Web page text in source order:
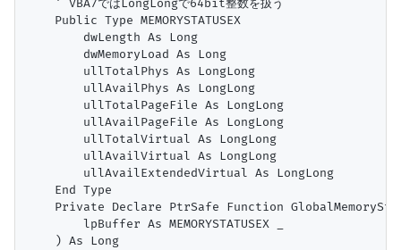
    ' VBA7ではLongLongで64bit整数を扱う
    Public Type MEMORYSTATUSEX
        dwLength As Long
        dwMemoryLoad As Long
        ullTotalPhys As LongLong
        ullAvailPhys As LongLong
        ullTotalPageFile As LongLong
        ullAvailPageFile As LongLong
        ullTotalVirtual As LongLong
        ullAvailVirtual As LongLong
        ullAvailExtendedVirtual As LongLong
    End Type
Private Declare PtrSafe Function
        lpBuffer As MEMORYSTATUSEX _
    ) As Long